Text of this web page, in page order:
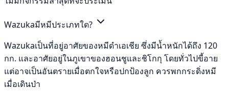
Wazukaมีหมีประเภทใด?
Wazukaเป็นที่อยู่อาศัยของหมีดำเอเชีย ซึ่งมีน้ำหนักได้ถึง 120
กก. และอาศัยอยู่ในภูเขาของฮอนชูและชิโกกุ โดยทั่วไปขี้อาย
แต่อาจเป็นอันตรายเมื่อตกใจหรือปกป้องลูก ควรพกกระดิ่งหมี
เมื่อเดินป่า